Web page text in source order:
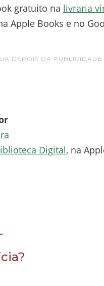
gratuito na livraria
Apple Books e no
DEPOIS DA PUBLICIDADE
Digital, na